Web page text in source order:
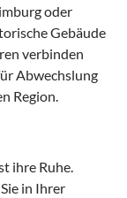
oder
Gebäude
verbinden
Abwechslung
Region.
ihre Ruhe.
in Ihrer